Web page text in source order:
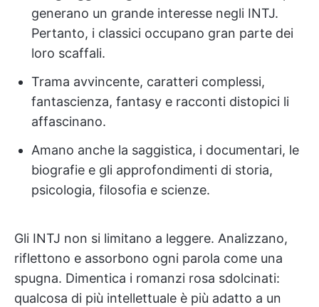
generano un grande interesse negli INTJ.
Pertanto, i classici occupano gran parte dei
loro scaffali.
Trama avvincente, caratteri complessi,
fantascienza, fantasy e racconti distopici li
affascinano.
Amano anche la saggistica, i documentari, le
biografie e gli approfondimenti di storia,
psicologia, filosofia e scienze.
Gli INTJ non si limitano a leggere. Analizzano,
riflettono e assorbono ogni parola come una
spugna. Dimentica i romanzi rosa sdolcinati:
qualcosa di più intellettuale è più adatto a un